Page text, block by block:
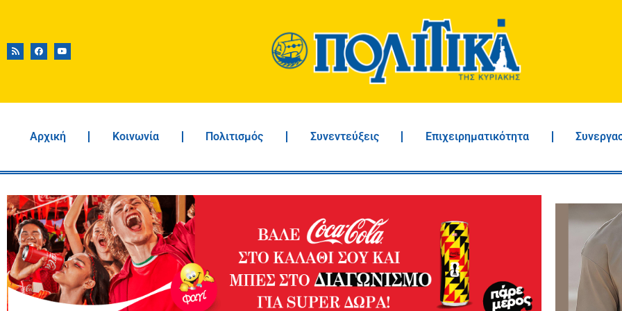
Αρχική Κοινωνία Πολιτισμός Συνεντεύξεις Επιχειρηματικότητα